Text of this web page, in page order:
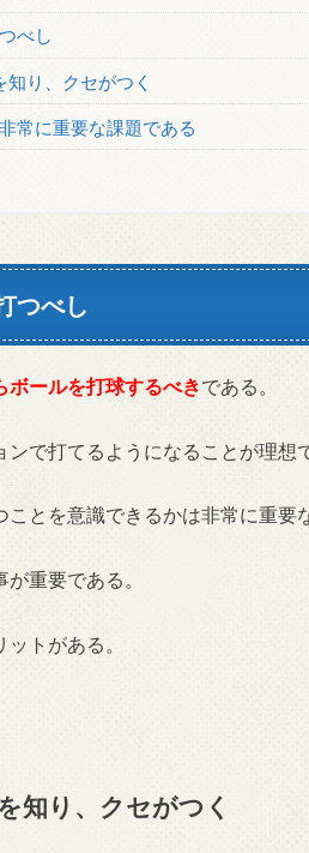
べし
り、クセがつく
常に重要な課題である
つべし
ボールを打球するべきである。
で打てるようになることが理想
とを意識できるかは非常に重要
重要である。
トがある。
知り、クセがつく